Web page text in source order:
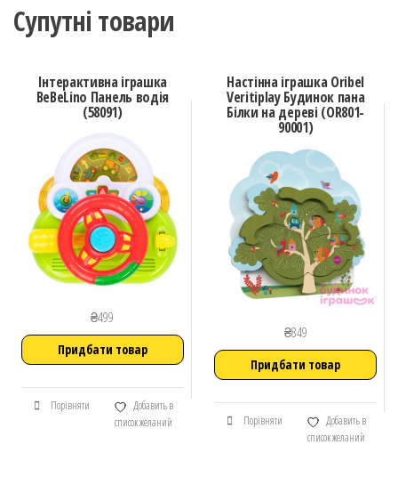
Супутні товари
Інтерактивна іграшка
BeBeLino Панель водія
(58091)
₴499
Придбати товар
Порівняти
Добавить в
список желаний
Настінна іграшка Oribel
Veritiplay Будинок пана
Білки на дереві (OR801-
90001)
₴849
Придбати товар
Порівняти
Добавить в
список желаний